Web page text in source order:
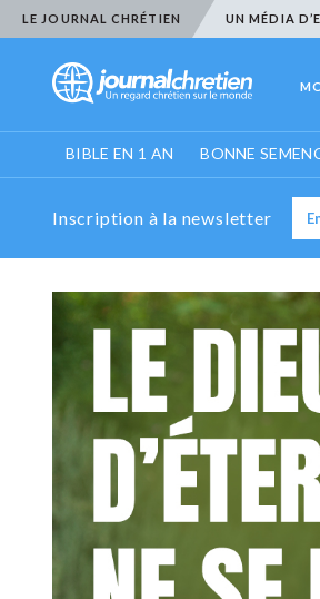
LE JOURNAL CHRÉTIEN UN MÉDIA
BIBLE EN 1 AN BONNE
Inscription à la newsletter